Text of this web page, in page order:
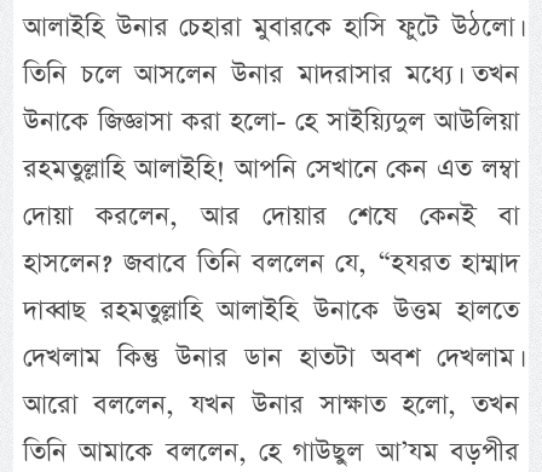
আলাইহি উনার চেহারা মুবারকে হাসি ফুটে উঠলো।
তিনি চলে আসলেন উনার মাদরাসার মধ্যে। তখন
উনাকে জিজ্ঞাসা করা হলো- হে সাইয়্যিদুল আউলিয়া
রহমতুল্লাহি আলাইহি! আপনি সেখানে কেন এত লম্বা
দোয়া করলেন, আর দোয়ার শেষে কেনই বা
হাসলেন? জবাবে তিনি বললেন যে, “হযরত হাম্মাদ
দাব্বাছ রহমতুল্লাহি আলাইহি উনাকে উত্তম হালতে
দেখলাম কিন্তু উনার ডান হাতটা অবশ দেখলাম।
আরো বললেন, যখন উনার সাক্ষাত হলো, তখন
তিনি আমাকে বললেন, হে গাউছুল আ’যম বড়পীর